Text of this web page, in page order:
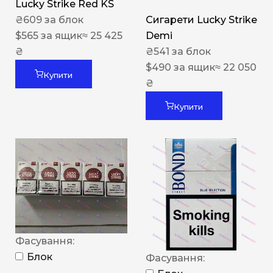
Lucky Strike Red KS
₴609 за блок
$565 за ящик≈ 25 425
₴
Купити
Сигарети Lucky Strike
Demi
₴541 за блок
$490 за ящик≈ 22 050
₴
Купити
Фасування:
Блок
Фасування: